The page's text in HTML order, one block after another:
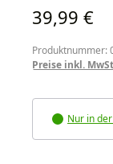
Regulärer
39,99 €
Produktnummer:
Preise inkl.
Nur in